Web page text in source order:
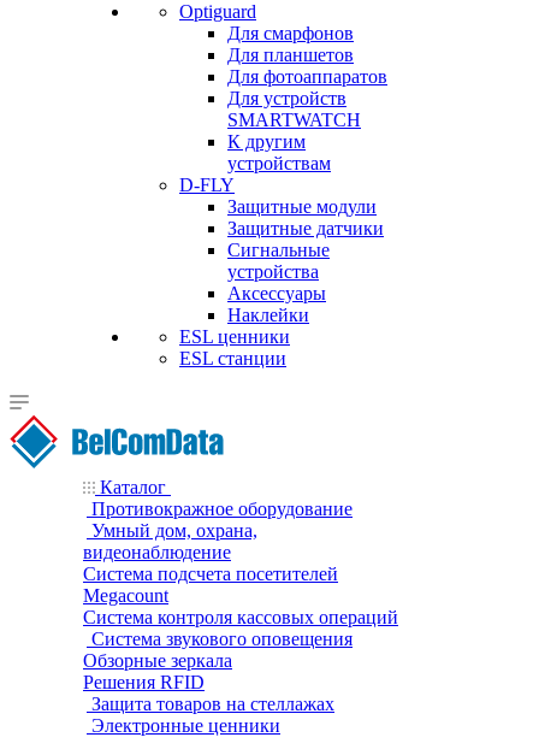
Optiguard
Для смарфонов
Для планшетов
Для фотоаппаратов
Для устройств
SMARTWATCH
К другим
устройствам
D-FLY
Защитные модули
Защитные датчики
Сигнальные
устройства
Аксессуары
Наклейки
ESL ценники
ESL станции
Каталог
Противокражное оборудование
Умный дом, охрана,
видеонаблюдение
Система подсчета посетителей
Megacount
Система контроля кассовых операций
Система звукового оповещения
Обзорные зеркала
Решения RFID
Защита товаров на стеллажах
Электронные ценники